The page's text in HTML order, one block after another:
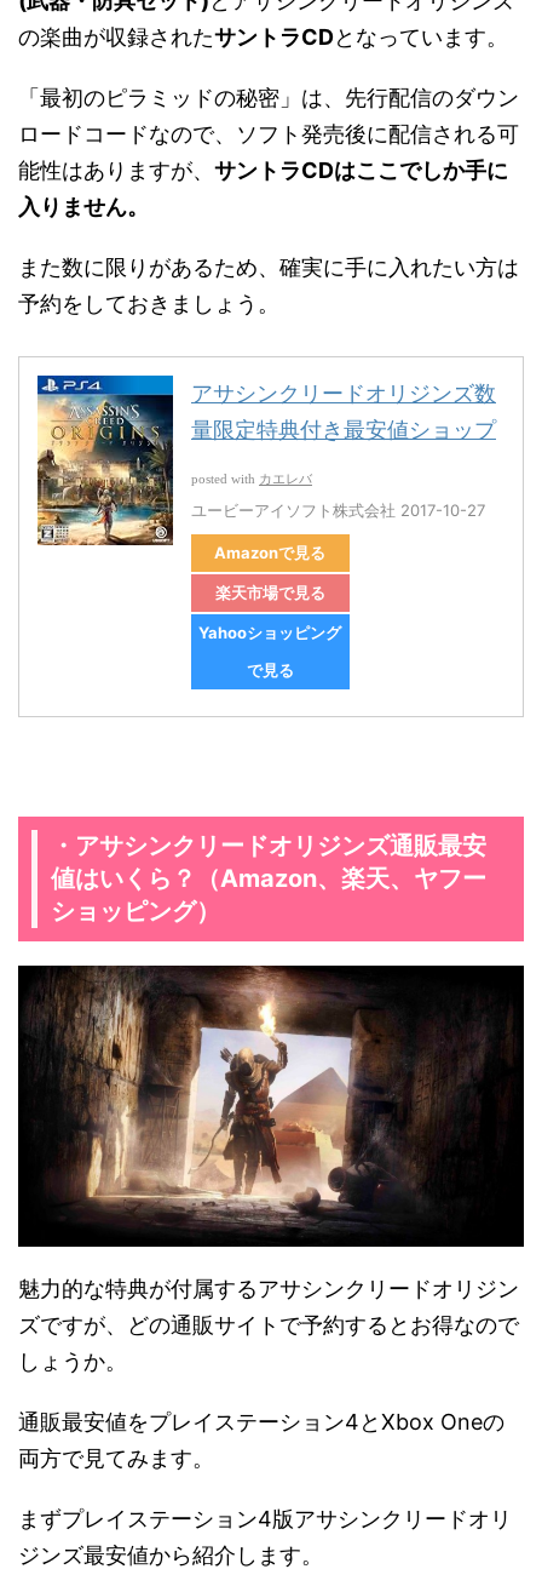
の楽曲が収録されたサントラCDとなっています。
「最初のピラミッドの秘密」は、先行配信のダウン
ロードコードなので、ソフト発売後に配信される可
能性はありますが、 サントラCDはここでしか手に
入りません。
また数に限りがあるため、確実に手に入れたい方は
予約をしておきましょう。
アサシンクリードオリジンズ数
量限定特典付き最安値ショップ
posted with カエレバ
ユービーアイソフト株式会社 2017-10-27
Amazonで見る
楽天市場で見る
Yahooショッピング
で見る
・アサシンクリードオリジンズ通販最安
値はいくら？（Amazon、楽天、ヤフー
ショッピング）
魅力的な特典が付属するアサシンクリードオリジン
ズですが、どの通販サイトで予約するとお得なので
しょうか。
通販最安値をプレイステーション4とXbox Oneの
両方で見てみます。
まずプレイステーション4版アサシンクリードオリ
ジンズ最安値から紹介します。